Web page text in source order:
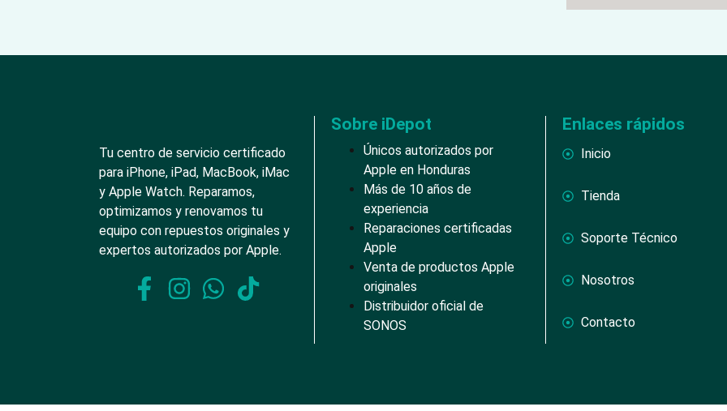
Tu centro de servicio certificado
para iPhone, iPad, MacBook, iMac
y Apple Watch. Reparamos,
optimizamos y renovamos tu
equipo con repuestos originales y
expertos autorizados por Apple.
Sobre iDepot
Únicos autorizados por
Apple en Honduras
Más de 10 años de
experiencia
Reparaciones certificadas
Apple
Venta de productos Apple
originales
Distribuidor oficial de
SONOS
Enlaces rápidos
Inicio
Tienda
Soporte Técnico
Nosotros
Contacto